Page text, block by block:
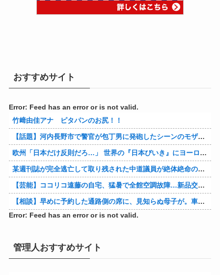
おすすめサイト
Error: Feed has an error or is not valid.
竹﨑由佳アナ ピタパンのお尻！！
【話題】河内長野市で警官が包丁男に発砲したシーンのモザ無し映像が公開される。
欧州「日本だけ反則だろ…」 世界の『日本びいき』にヨーロッパ全土から不満の声
某週刊誌が完全逃亡して取り残された中道議員が絶体絶命の窮地、「今度は宏池会に矛先を向けたか……」と節操の無さに呆れる人が続出
【芸能】ココリコ遠藤の自宅、猛暑で全館空調故障…新品交換費300万円…高額費用に「高すぎる」
【相談】早めに予約した通路側の席に、見知らぬ母子が。車掌の呼びかけにも「目を閉じて無視」して居座られました。無理やり奪われた席は、結局“やったもん勝ち”になってしまうのでしょうか？
Error: Feed has an error or is not valid.
管理人おすすめサイト